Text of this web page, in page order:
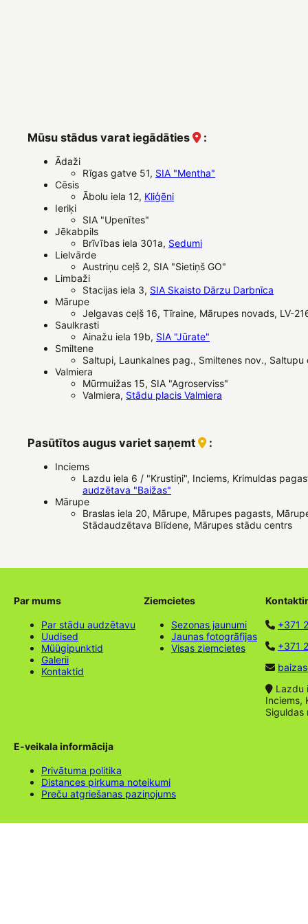
Mūsu stādus varat iegādāties :
Ādaži
Rīgas gatve 51, SIA "Mentha"
Cēsis
Ābolu iela 12, Kliģēni
Ieriķi
SIA "Upenītes"
Jēkabpils
Brīvības iela 301a, Sedumi
Lielvārde
Austriņu ceļš 2, SIA "Sietiņš GO"
Limbaži
Stacijas iela 3, SIA Skaisto Dārzu Darbnīca
Mārupe
Jelgavas ceļš 16, Tīraine, Mārupes novads, LV-
Saulkrasti
Ainažu iela 19b, SIA "Jūrate"
Smiltene
Saltupi, Launkalnes pag., Smiltenes nov., Saltupu
Valmiera
Mūrmuižas 15, SIA "Agroserviss"
Valmiera, Stādu placis Valmiera
Pasūtītos augus variet saņemt :
Inciems
Lazdu iela 6 / "Krustiņi", Inciems, Krimuldas
audzētava "Baižas"
Mārupe
Braslas iela 20, Mārupe, Mārupes pagasts,
Stādaudzētava Blīdene, Mārupes stādu centrs
Par mums
Par stādu audzētavu
Uudised
Müügipunktid
Galerii
Kontaktid
Ziemcietes
Sezonas jaunumi
Jaunas fotogrāfijas
Visas ziemcietes
+371
+371
Lazdu
Inciems,
Siguldas
E-veikala informācija
Privātuma politika
Distances pirkuma noteikumi
Preču atgriešanas paziņojums